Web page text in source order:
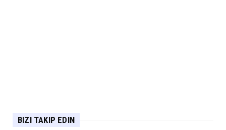
BIZI TAKIP EDIN